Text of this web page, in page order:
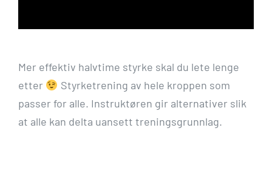
Mer effektiv halvtime styrke skal du lete lenge
etter
Styrketrening av hele kroppen som
passer for alle. Instruktøren gir alternativer slik
at alle kan delta uansett treningsgrunnlag.